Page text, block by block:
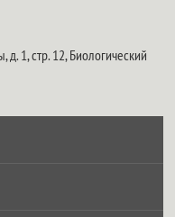
д. 1, стр. 12,Биологический